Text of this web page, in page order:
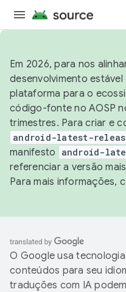
Em 2026, para nos
desenvolvimento
plataforma para o
código-fonte no AOSP
trimestres. Para criar e
android-latest-
manifesto
android-
referenciar a versão
Para mais informações,
O Google usa
conteúdos para seu
traduções com IA